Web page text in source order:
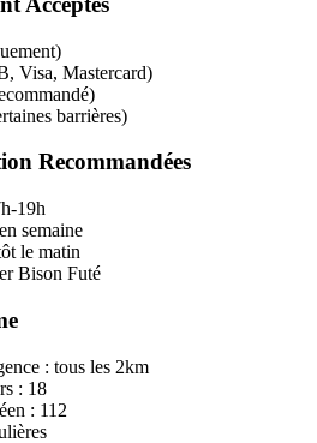
Visa, Mastercard)
barrières)
Recommandées
19h
semaine
le matin
Bison Futé
: tous les 2km
: 18
: 112